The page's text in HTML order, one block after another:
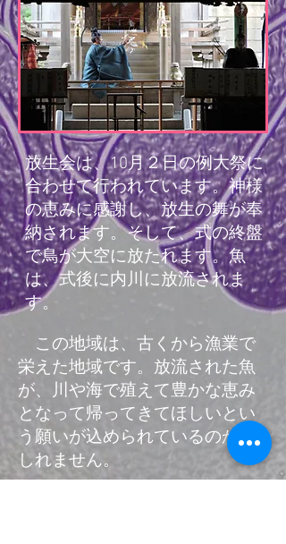
放生会は、10月２日の例大祭に
合わせて行われています。神様
の恵みに感謝し、放生の舞が奉
納されます。そして、式の終盤
で鳥が大空に放たれます。魚
は、式後に内川に放流されま
す。
この地域は、古くから漁業で
栄えた地域です。放流された魚
が、川や海で殖えて豊かな恵み
となって帰ってきてほしいとい
う願いが込められているのかも
しれません。